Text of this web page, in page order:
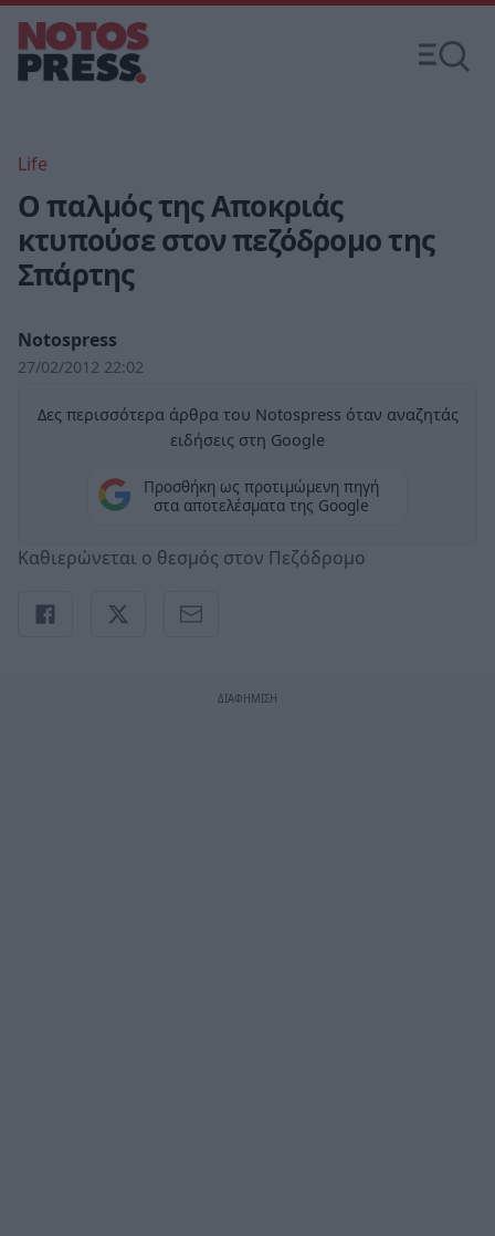
Life
Ο παλμός της Αποκριάς
κτυπούσε στον πεζόδρομο της
Σπάρτης
Notospress
27/02/2012 22:02
Δες περισσότερα άρθρα του Notospress όταν αναζητάς
ειδήσεις στη Google
Προσθήκη ως προτιμώμενη πηγή
στα αποτελέσματα της Google
Καθιερώνεται ο θεσμός στον Πεζόδρομο